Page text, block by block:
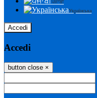
ਪੰਜਾਬੀ
Українська
Accedi
Accedi
button close ×